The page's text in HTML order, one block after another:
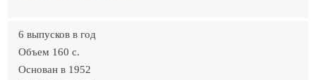
6 выпусков в год
Объем 160 c.
Основан в 1952